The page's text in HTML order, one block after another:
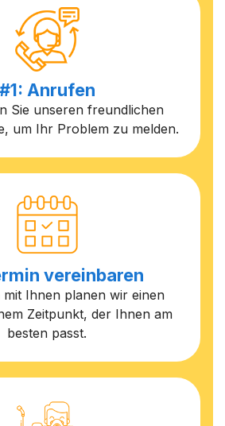
#1: Anrufen
Sie unseren freundlichen
um Ihr Problem zu melden.
vereinbaren
mit Ihnen planen wir einen
Zeitpunkt, der Ihnen am
besten passt.